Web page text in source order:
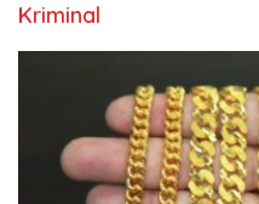
Kriminal